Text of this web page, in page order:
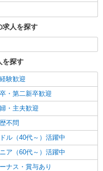
007
）（施設兼務）
円（経験・能力等による）
和区白金1-20-3
詳細を見る
求人を探す
を探す
験歓迎
・第二新卒歓迎
・主夫歓迎
不問
ル（40代～）活躍中
ア（60代～）活躍中
ナス・賞与あり